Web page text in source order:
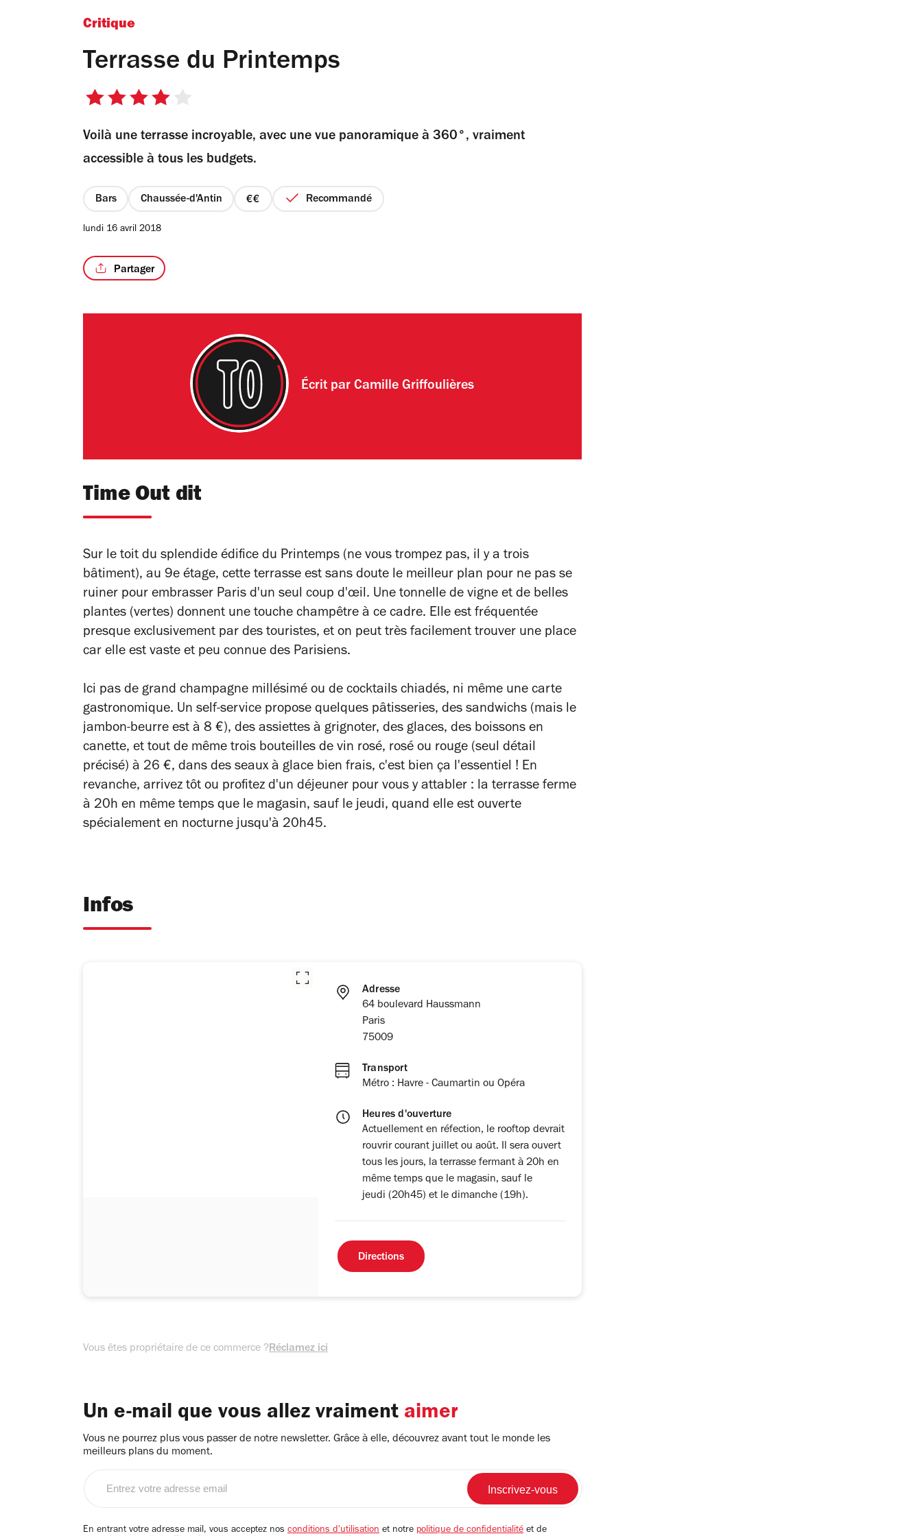
Critique
Terrasse du Printemps
4
5
étoiles
Voilà une terrasse incroyable, avec une vue panoramique à 360°, vraiment
accessible à tous les budgets.
Bars Chaussée-d'Antin
prix
Recommandé
lundi 16 avril 2018
Partager
Écrit parCamille Griffoulières
Time Out dit
Sur le toit du splendide édifice du Printemps (ne vous trompez pas, il y a trois
bâtiment), au 9e étage, cette terrasse est sans doute le meilleur plan pour ne pas se
ruiner pour embrasser Paris d'un seul coup d'œil. Une tonnelle de vigne et de belles
plantes (vertes) donnent une touche champêtre à ce cadre. Elle est fréquentée
presque exclusivement par des touristes, et on peut très facilement trouver une place
car elle est vaste et peu connue des Parisiens.
Ici pas de grand champagne millésimé ou de cocktails chiadés, ni même une carte
gastronomique. Un self-service propose quelques pâtisseries, des sandwichs (mais le
jambon-beurre est à 8 €), des assiettes à grignoter, des glaces, des boissons en
canette, et tout de même trois bouteilles de vin rosé, rosé ou rouge (seul détail
précisé) à 26 €, dans des seaux à glace bien frais, c'est bien ça l'essentiel ! En
revanche, arrivez tôt ou profitez d'un déjeuner pour vous y attabler : la terrasse ferme
à 20h en même temps que le magasin, sauf le jeudi, quand elle est ouverte
spécialement en nocturne jusqu'à 20h45.
Infos
Adresse
64 boulevard Haussmann
Paris
75009
Transport
Métro : Havre - Caumartin ou Opéra
Heures d'ouverture
Actuellement en réfection, le rooftop devrait
rouvrir courant juillet ou août. Il sera ouvert
tous les jours, la terrasse fermant à 20h en
même temps que le magasin, sauf le
jeudi (20h45) et le dimanche (19h).
Directions
Vous êtes propriétaire de ce commerce ?Réclamez ici
Un e-mail que vous allez vraiment aimer
Vous ne pourrez plus vous passer de notre newsletter. Grâce à elle, découvrez avant tout le monde les
meilleurs plans du moment.
email
En entrant votre adresse mail, vous acceptez nos conditions d'utilisation et notre politique de confidentialité et de